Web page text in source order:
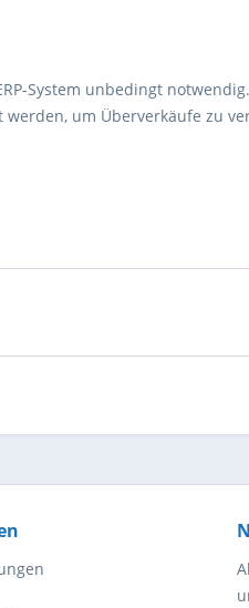
System unbedingt
um Überverkäufe zu